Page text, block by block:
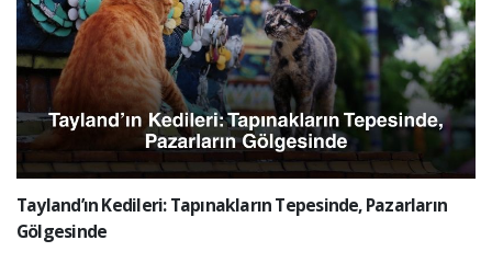
Tayland’ın Kedileri: Tapınakların Tepesinde, Pazarların
Gölgesinde